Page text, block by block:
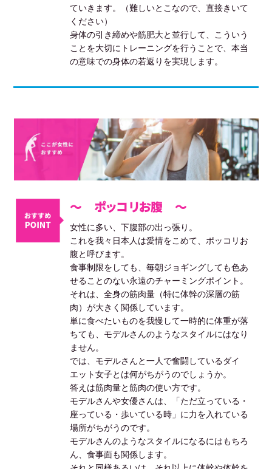
ていきます。（難しいとこなので、直接きいて
ください）
身体の引き締めや筋肥大と並行して、こういう
ことを大切にトレーニングを行うことで、本当
の意味での身体の若返りを実現します。
～ ポッコリお腹 ～
女性に多い、下腹部の出っ張り。
これを我々日本人は愛情をこめて、ポッコリお
腹と呼びます。
食事制限をしても、毎朝ジョギングしても色あ
せることのない永遠のチャーミングポイント。
それは、全身の筋肉量（特に体幹の深層の筋
肉）が大きく関係しています。
単に食べたいものを我慢して一時的に体重が落
ちても、モデルさんのようなスタイルにはなり
ません。
では、モデルさんと一人で奮闘しているダイ
エット女子とは何がちがうのでしょうか。
答えは筋肉量と筋肉の使い方です。
モデルさんや女優さんは、「ただ立っている・
座っている・歩いている時」に力を入れている
場所がちがうのです。
モデルさんのようなスタイルになるにはもちろ
ん、食事面も関係します。